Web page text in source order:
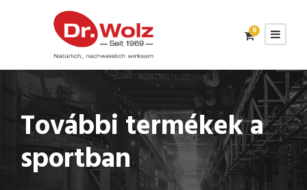
0
További termékek a
sportban